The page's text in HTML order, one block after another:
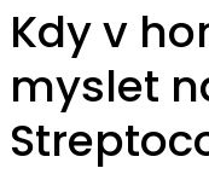
Kdy v
myslet